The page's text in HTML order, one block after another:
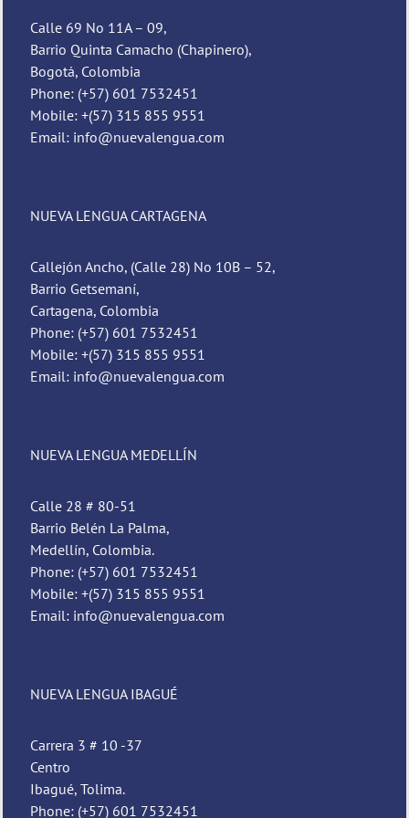
Calle 69 No 11A – 09,
Barrio Quinta Camacho (Chapinero),
Bogotá, Colombia
Phone: (+57) 601 7532451
Mobile: +(57) 315 855 9551
Email: info@nuevalengua.com
NUEVA LENGUA CARTAGENA
Callejón Ancho, (Calle 28) No 10B – 52,
Barrio Getsemaní,
Cartagena, Colombia
Phone: (+57) 601 7532451
Mobile: +(57) 315 855 9551
Email: info@nuevalengua.com
NUEVA LENGUA MEDELLÍN
Calle 28 # 80-51
Barrio Belén La Palma,
Medellín, Colombia.
Phone: (+57) 601 7532451
Mobile: +(57) 315 855 9551
Email: info@nuevalengua.com
NUEVA LENGUA IBAGUÉ
Carrera 3 # 10 -37
Centro
Ibagué, Tolima.
Phone: (+57) 601 7532451